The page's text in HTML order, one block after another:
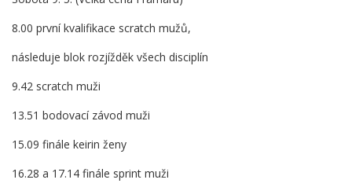
8.00 první kvalifikace scratch mužů,
následuje blok rozjížděk všech disciplín
9.42 scratch muži
13.51 bodovací závod muži
15.09 finále keirin ženy
16.28 a 17.14 finále sprint muži